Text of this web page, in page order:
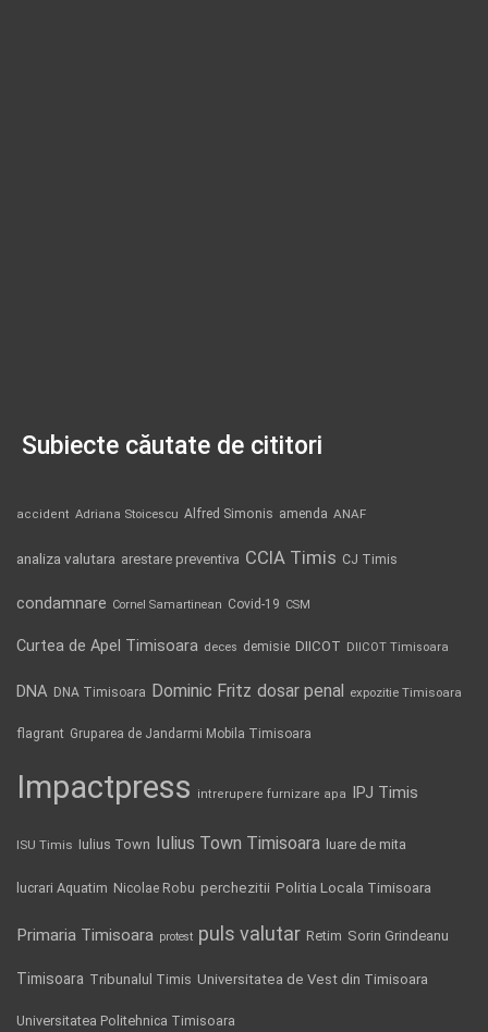
Subiecte căutate de cititori
accident Adriana Stoicescu Alfred Simonis amenda ANAF
analiza valutara arestare preventiva CCIA Timis CJ Timis
condamnare Cornel Samartinean Covid-19 CSM
Curtea de Apel Timisoara deces demisie DIICOT DIICOT Timisoara
DNA DNA Timisoara Dominic Fritz dosar penal expozitie Timisoara
flagrant Gruparea de Jandarmi Mobila Timisoara
Impactpress intrerupere furnizare apa IPJ Timis
ISU Timis Iulius Town Iulius Town Timisoara luare de mita
lucrari Aquatim Nicolae Robu perchezitii Politia Locala Timisoara
Primaria Timisoara protest puls valutar Retim Sorin Grindeanu
Timisoara Tribunalul Timis Universitatea de Vest din Timisoara
Universitatea Politehnica Timisoara